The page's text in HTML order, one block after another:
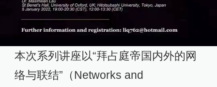
本次系列讲座以“拜占庭帝国内外的网
络与联结”（Networks and